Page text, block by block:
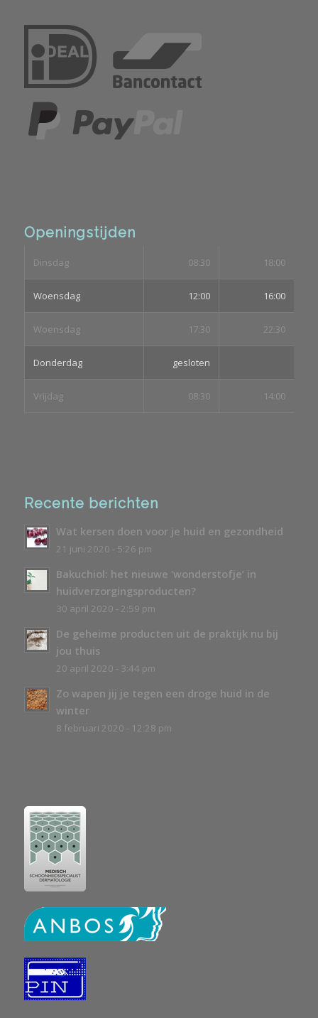
Openingstijden
Dinsdag 08:30 18:00
Woensdag 12:00 16:00
Woensdag 17:30 22:30
Donderdag gesloten
Vrijdag 08:30 14:00
Recente berichten
Wat kersen doen voor je huid en gezondheid
21 juni 2020 - 5:26 pm
Bakuchiol: het nieuwe ‘wonderstofje’ in
huidverzorgingsproducten?
30 april 2020 - 2:59 pm
De geheime producten uit de praktijk nu bij
jou thuis
20 april 2020 - 3:44 pm
Zo wapen jij je tegen een droge huid in de
winter
8 februari 2020 - 12:28 pm